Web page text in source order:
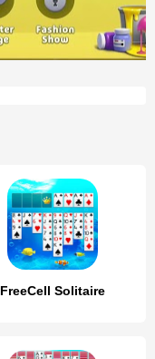
FreeCell Solitaire